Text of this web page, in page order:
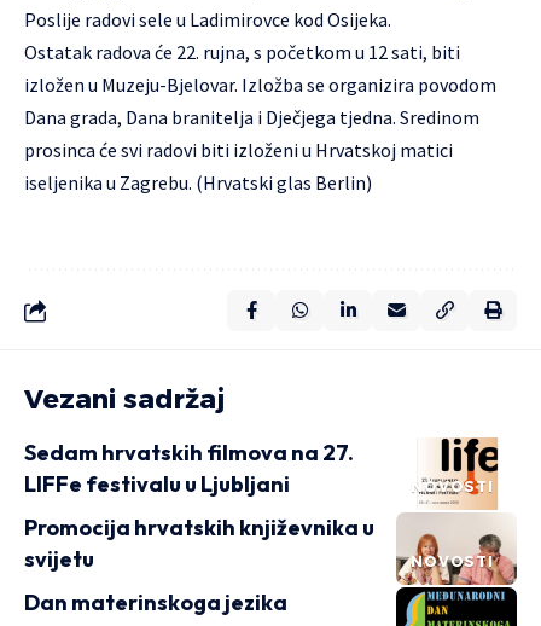
Poslije radovi sele u Ladimirovce kod Osijeka.
Ostatak radova će 22. rujna, s početkom u 12 sati, biti
izložen u Muzeju-Bjelovar. Izložba se organizira povodom
Dana grada, Dana branitelja i Dječjega tjedna. Sredinom
prosinca će svi radovi biti izloženi u Hrvatskoj matici
iseljenika u Zagrebu. (Hrvatski glas Berlin)
Vezani sadržaj
NOVOSTI
Sedam hrvatskih filmova na 27.
LIFFe festivalu u Ljubljani
NOVOSTI
Promocija hrvatskih književnika u
svijetu
Dan materinskoga jezika